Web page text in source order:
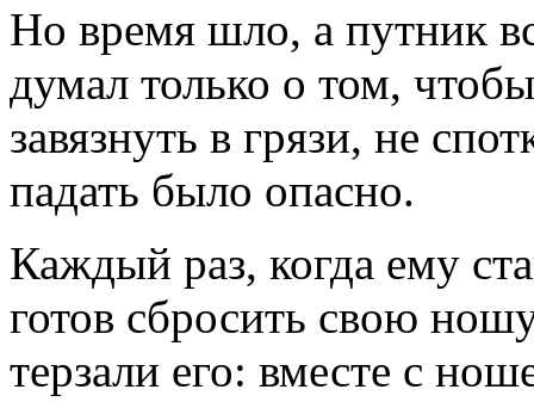
Но время шло, а путник
думал только о том,
завязнуть в грязи, не
падать было опасно.
Каждый раз, когда ему
готов сбросить свою
терзали его: вместе с